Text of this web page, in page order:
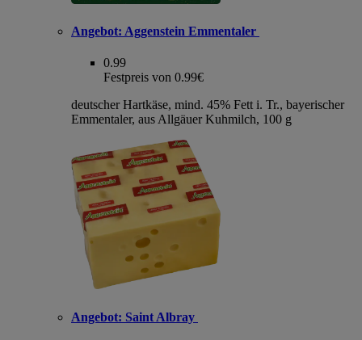
Angebot: Aggenstein Emmentaler
0.99
Festpreis von 0.99€
deutscher Hartkäse, mind. 45% Fett i. Tr., bayerischer
Emmentaler, aus Allgäuer Kuhmilch, 100 g
Angebot: Saint Albray